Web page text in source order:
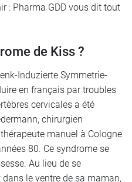
: Pharma GDD vous dit tout
de Kiss ?
Induzierte Symmetrie-
en français par troubles
cervicales a été
chirurgien
manuel à Cologne
80. Ce syndrome se
Au lieu de se
le ventre de sa maman,